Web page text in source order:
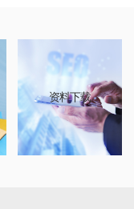
资料下载